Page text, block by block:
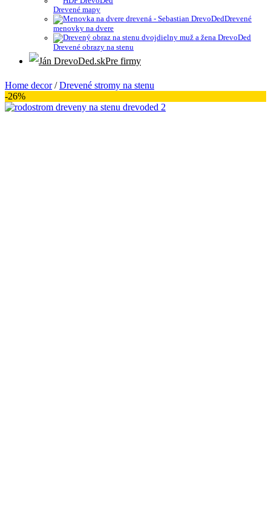
Drevené mapy
Drevené
menovky na dvere
Drevené obrazy na stenu
Pre firmy
Home decor / Drevené stromy na stenu
-26%